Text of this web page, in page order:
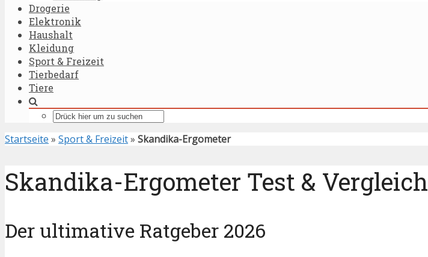
Drogerie
Elektronik
Haushalt
Kleidung
Sport & Freizeit
Tierbedarf
Tiere
Startseite » Sport & Freizeit» Skandika-Ergometer
Skandika-Ergometer Test & Vergleich
Der ultimative Ratgeber 2026